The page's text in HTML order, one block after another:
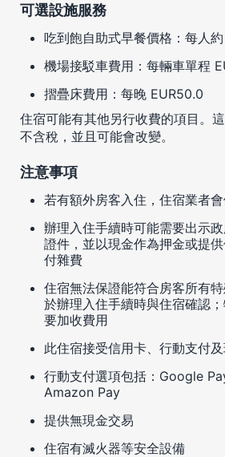
可選設施服務
吃到飽自助式早餐價格：每人約
機場接駁車費用：每輛車單程
摺疊床費用：每晚 EUR50.0
住宿可能有其他另行收費的項目。
不含稅，並且可能會改變。
注意事項
若有額外房客入住，住宿業者
辦理入住手續時可能需要出示
證件，並以現金作為押金或提
付雜費
住宿無法保證能符合房客所有
於辦理入住手續時與住宿確認
要加收費用
此住宿接受信用卡、行動支付
行動支付選項包括：Google
Amazon Pay
提供無現金交易
住宿有滅火器等安全設備